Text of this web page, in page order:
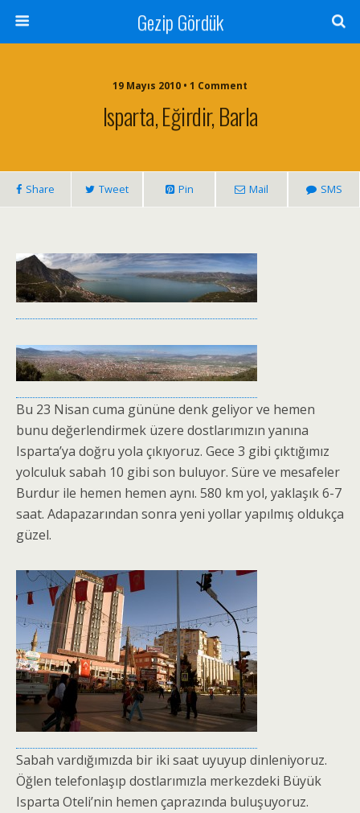
Gezip Gördük
19 Mayıs 2010 • 1 Comment
Isparta, Eğirdir, Barla
Share Tweet Pin Mail SMS
Bu 23 Nisan cuma gününe denk geliyor ve hemen
bunu değerlendirmek üzere dostlarımızın yanına
Isparta’ya doğru yola çıkıyoruz. Gece 3 gibi çıktığımız
yolculuk sabah 10 gibi son buluyor. Süre ve mesafeler
Burdur ile hemen hemen aynı. 580 km yol, yaklaşık 6-7
saat. Adapazarından sonra yeni yollar yapılmış oldukça
güzel.
Sabah vardığımızda bir iki saat uyuyup dinleniyoruz.
Öğlen telefonlaşıp dostlarımızla merkezdeki Büyük
Isparta Oteli’nin hemen çaprazında buluşuyoruz.